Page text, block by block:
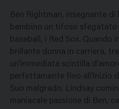
Ben Rightman, insegnante
bambino un tifoso sfegatato
baseball, i Red Sox. Quando
brillante donna in carriera,
un'immediata scintilla
perfettamente fino all'inizio
Suo malgrado, Lindsay
maniacale passione di Ben,